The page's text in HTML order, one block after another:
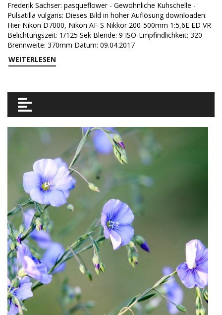
Frederik Sachser: pasqueflower - Gewöhnliche Kuhschelle -
Pulsatilla vulgaris: Dieses Bild in hoher Auflösung downloaden:
Hier Nikon D7000, Nikon AF-S Nikkor 200-500mm 1:5,6E ED VR
Belichtungszeit: 1/125 Sek Blende: 9 ISO-Empfindlichkeit: 320
Brennweite: 370mm Datum: 09.04.2017
WEITERLESEN